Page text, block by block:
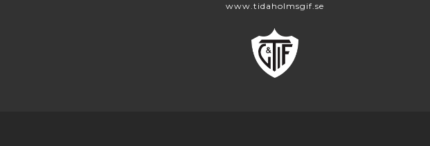
www.tidaholmsgif.se